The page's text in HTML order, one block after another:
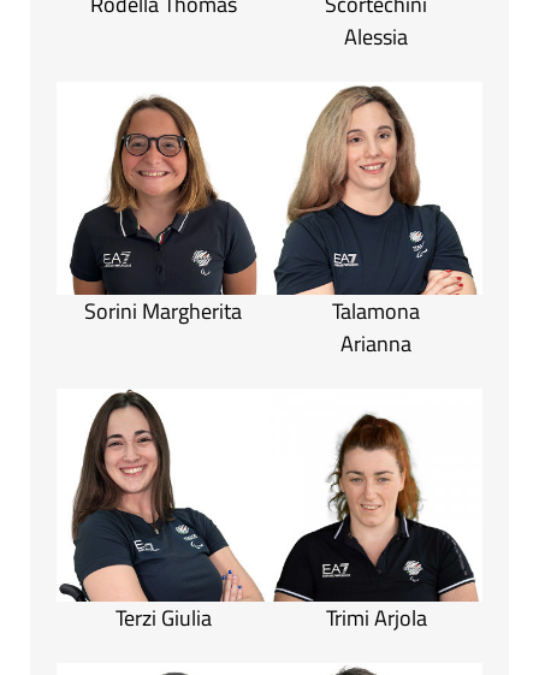
Alessia
Sorini Margherita
Talamona
Arianna
Terzi Giulia Trimi Arjola